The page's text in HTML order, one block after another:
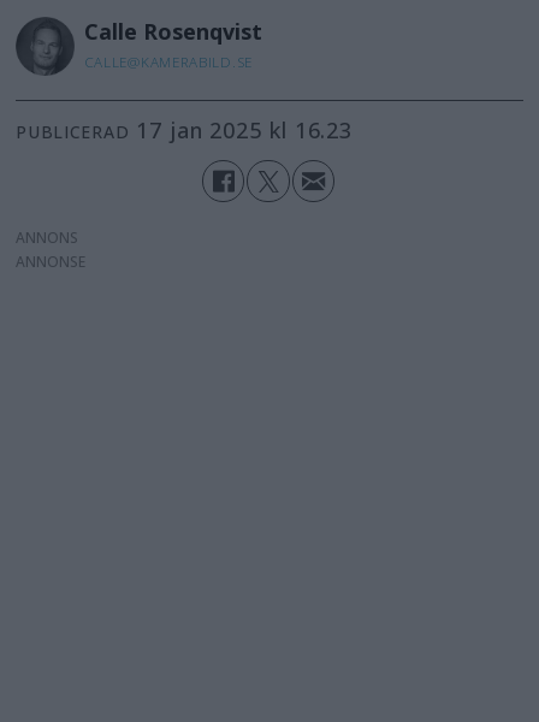
Calle Rosenqvist
CALLE@KAMERABILD.SE
PUBLICERAD 17 jan 2025 kl 16.23
ANNONS